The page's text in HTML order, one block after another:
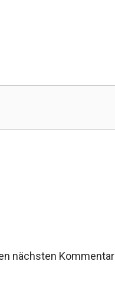
nächsten Kommentar